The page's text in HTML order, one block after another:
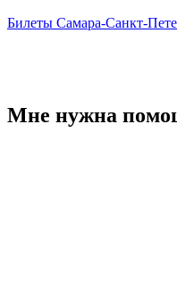
Билеты Самара-Санкт-
Мне нужна